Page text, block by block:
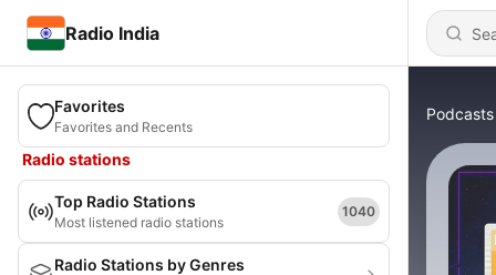
Radio India
Favorites
Favorites and Recents
Radio stations
Top Radio Stations
Most listened radio stations
1040
Radio Stations by Genres
Podcasts